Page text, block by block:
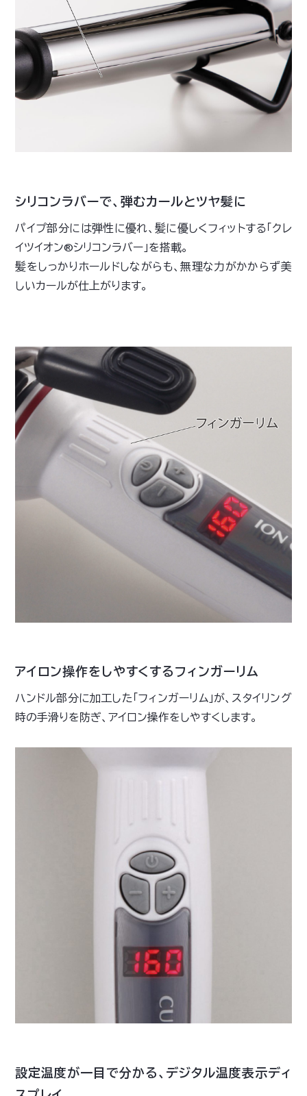
シリコンラバーで、弾むカールとツヤ髪に
パイプ部分には弾性に優れ、髪に優しくフィットする「クレ
イツイオン®シリコンラバー」を搭載。
髪をしっかりホールドしながらも、無理な力がかからず美
しいカールが仕上がります。
アイロン操作をしやすくするフィンガーリム
ハンドル部分に加工した「フィンガーリム」が、スタイリング
時の手滑りを防ぎ、アイロン操作をしやすくします。
設定温度が一目で分かる、デジタル温度表示ディ